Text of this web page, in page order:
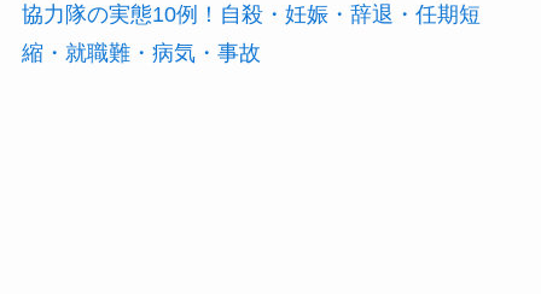
協力隊の実態10例！自殺・妊娠・辞退・任期短
縮・就職難・病気・事故